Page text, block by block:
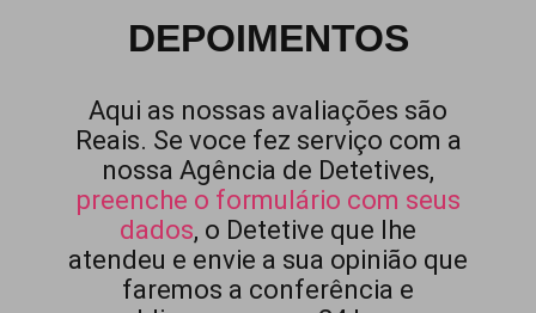
DEPOIMENTOS
Aqui as nossas avaliações são
Reais. Se voce fez serviço com a
nossa Agência de Detetives,
preenche o formulário com seus
dados, o Detetive que lhe
atendeu e envie a sua opinião que
faremos a conferência e